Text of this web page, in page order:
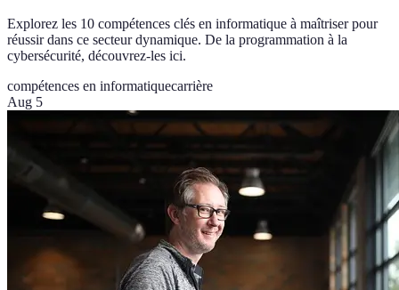
Explorez les 10 compétences clés en informatique à maîtriser pour
réussir dans ce secteur dynamique. De la programmation à la
cybersécurité, découvrez-les ici.
compétences en informatiquecarrière
Aug 5